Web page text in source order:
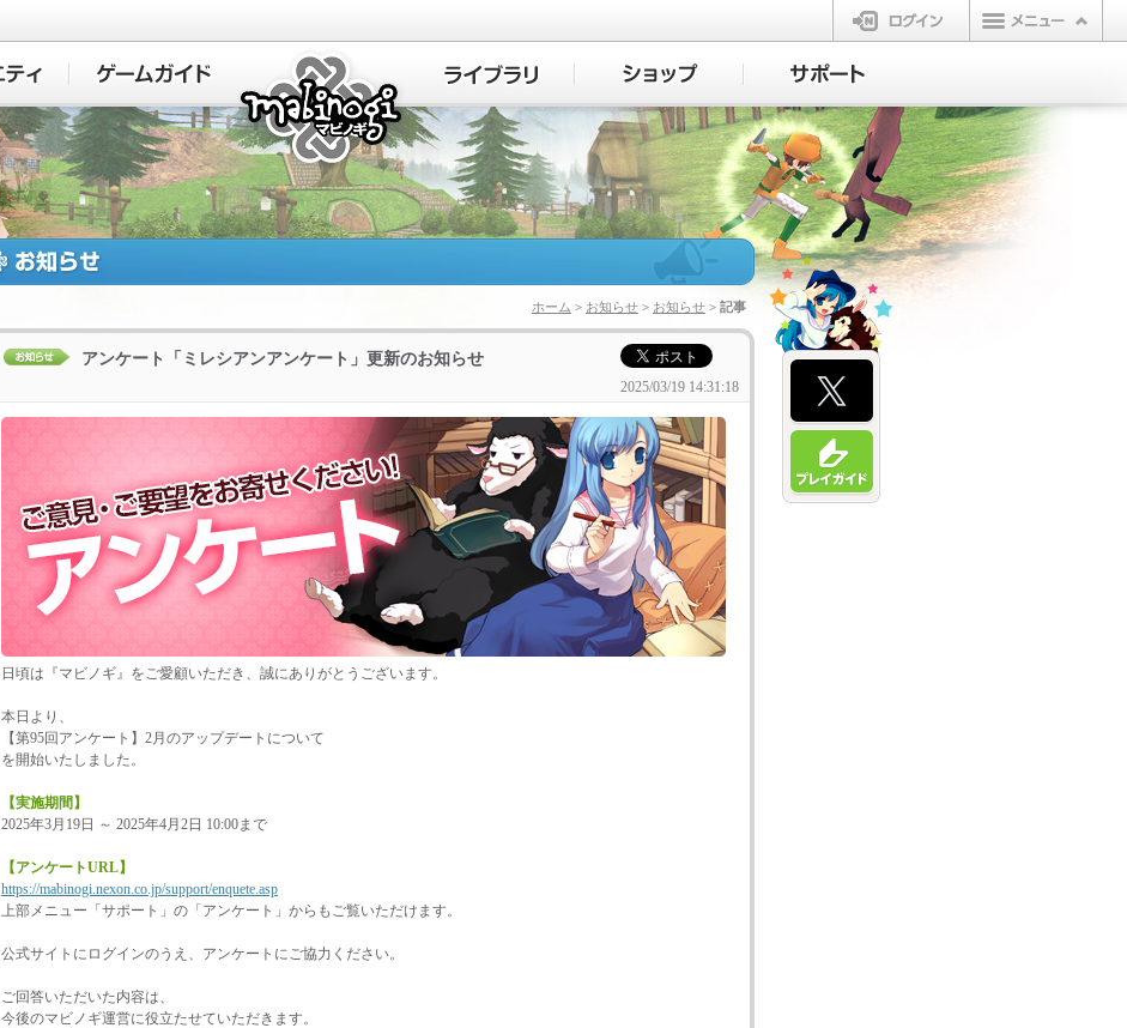
ログイン
マビノギ
ホーム > お知らせ > お知らせ > 記事
アンケート「ミレシアンアンケート」更新のお知らせ
2025/03/19 14:31:18
日頃は『マビノギ』をご愛顧いただき、誠にありがとうございます。
本日より、
【第95回アンケート】2月のアップデートについて
を開始いたしました。
【実施期間】
2025年3月19日 ～ 2025年4月2日 10:00まで
【アンケートURL】
https://mabinogi.nexon.co.jp/support/enquete.asp
上部メニュー「サポート」の「アンケート」からもご覧いただけます。
公式サイトにログインのうえ、アンケートにご協力ください。
ご回答いただいた内容は、
今後のマビノギ運営に役立たせていただきます。